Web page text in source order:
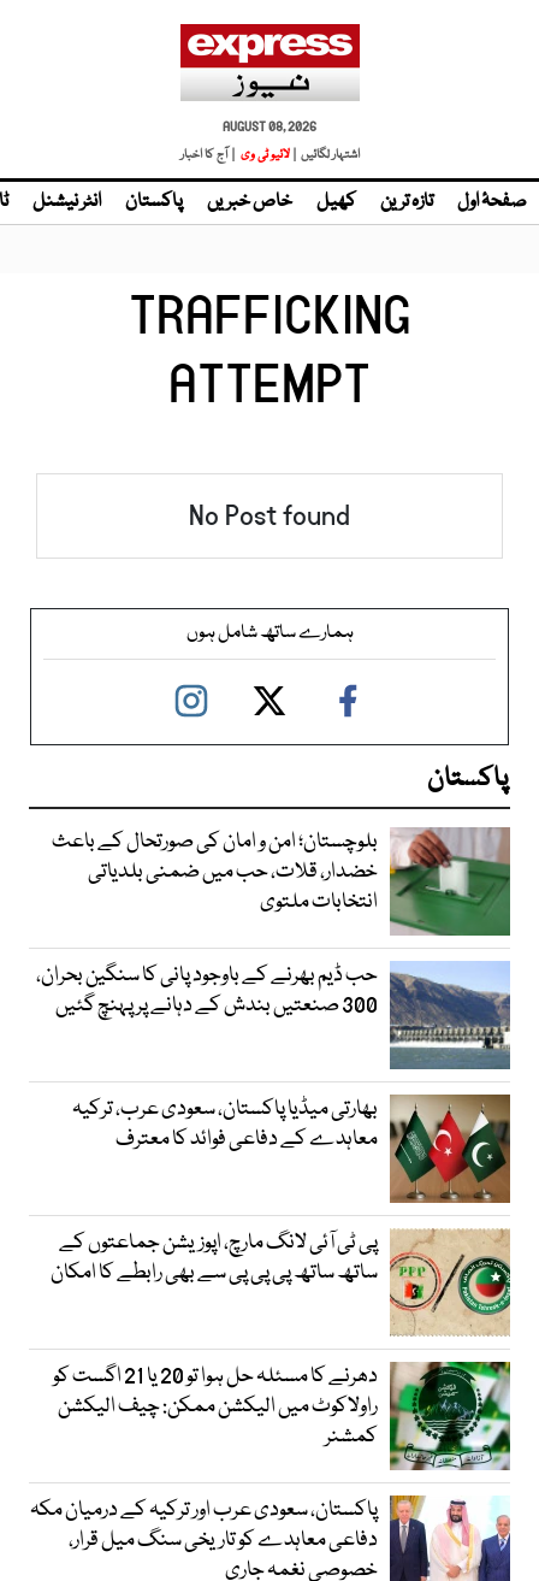
AUGUST 08, 2026
اشتہار لگائیں | لائیو ٹی وی | آج کا اخبار
صفحۂ اول تازہ ترین کھیل خاص خبریں پاکستان انٹر نیشنل
TRAFFICKING
ATTEMPT
No Post found
ہمارے ساتھ شامل ہوں
پاکستان
بلوچستان؛ امن و امان کی صورتحال کے باعث
خضدار، قلات، حب میں ضمنی بلدیاتی
انتخابات ملتوی
حب ڈیم بھرنے کے باوجود پانی کا سنگین بحران،
300 صنعتیں بندش کے دہانے پر پہنچ گئیں
بھارتی میڈیا پاکستان، سعودی عرب، ترکیہ
معاہدے کے دفاعی فوائد کا معترف
پی ٹی آئی لانگ مارچ، اپوزیشن جماعتوں کے
ساتھ ساتھ پی پی پی سے بھی رابطے کا امکان
دھرنے کا مسئلہ حل ہوا تو 20 یا 21 اگست کو
راولاکوٹ میں الیکشن ممکن: چیف الیکشن
کمشنر
پاکستان، سعودی عرب اور ترکیہ کے درمیان مکہ
دفاعی معاہدے کو تاریخی سنگ میل قرار،
خصوصی نغمہ جاری